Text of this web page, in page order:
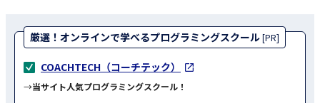
講期間は1〜6ヶ月で、受講料は10〜80万円ほどかかります。条件付きで無料で
受講できるプログラミングスクールもあります。
厳選！オンラインで学べるプログラミングスクール[PR]
COACHTECH（コーチテック）
→当サイト人気プログラミングスクール！